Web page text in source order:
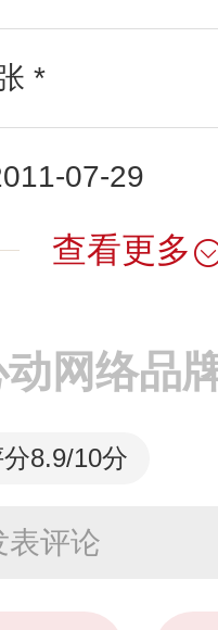
*
07-29
查看更多
网络品
8.9/10分
表评论